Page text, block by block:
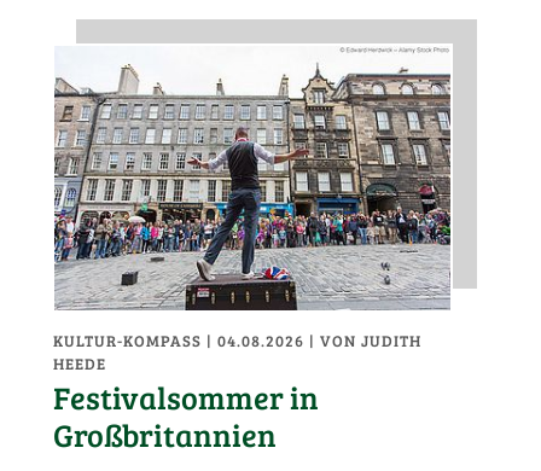
KULTUR-KOMPASS | 04.08.2026 |VON JUDITH
HEEDE
Festivalsommer in
Großbritannien